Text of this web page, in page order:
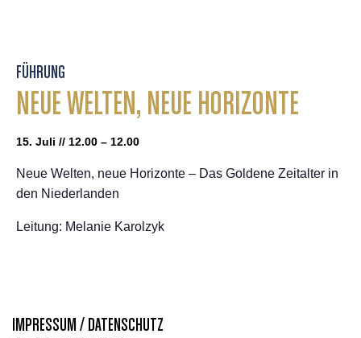
FÜHRUNG
NEUE WELTEN, NEUE HORIZONTE
15. Juli // 12.00 – 12.00
Neue Welten, neue Horizonte – Das Goldene Zeitalter in
den Niederlanden
Leitung: Melanie Karolzyk
IMPRESSUM / DATENSCHUTZ